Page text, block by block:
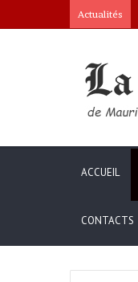
Actualités
ACCUEIL
CONTACTS